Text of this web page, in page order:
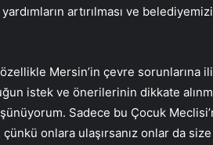
artırılması ve
Mersin’in çevre sorunlarına
istek ve önerilerinin dikkate
Sadece bu Çocuk
onlara ulaşırsanız onlar da size